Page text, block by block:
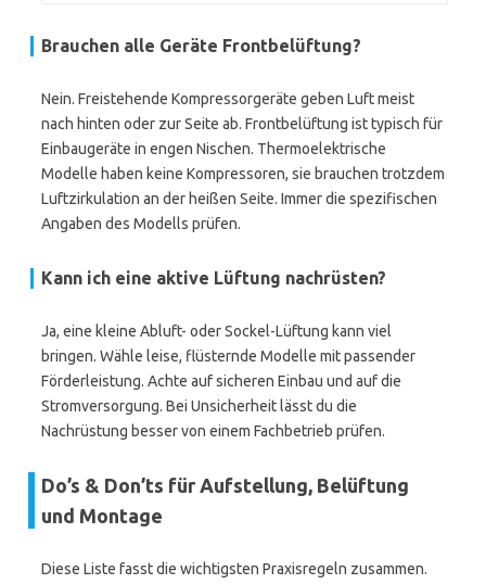
Brauchen alle Geräte Frontbelüftung?
Nein. Freistehende Kompressorgeräte geben Luft meist
nach hinten oder zur Seite ab. Frontbelüftung ist typisch für
Einbaugeräte in engen Nischen. Thermoelektrische
Modelle haben keine Kompressoren, sie brauchen trotzdem
Luftzirkulation an der heißen Seite. Immer die spezifischen
Angaben des Modells prüfen.
Kann ich eine aktive Lüftung nachrüsten?
Ja, eine kleine Abluft- oder Sockel-Lüftung kann viel
bringen. Wähle leise, flüsternde Modelle mit passender
Förderleistung. Achte auf sicheren Einbau und auf die
Stromversorgung. Bei Unsicherheit lässt du die
Nachrüstung besser von einem Fachbetrieb prüfen.
Do’s & Don’ts für Aufstellung, Belüftung
und Montage
Diese Liste fasst die wichtigsten Praxisregeln zusammen.